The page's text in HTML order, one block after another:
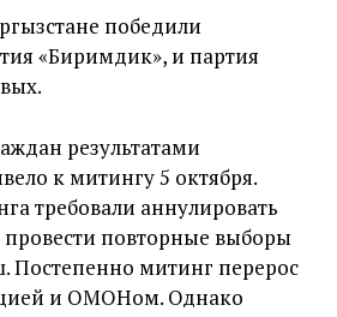
победили
«Биримдик», и партия
результатами
к митингу 5 октября.
требовали аннулировать
повторные выборы
Постепенно митинг перерос
и ОМОНом. Однако